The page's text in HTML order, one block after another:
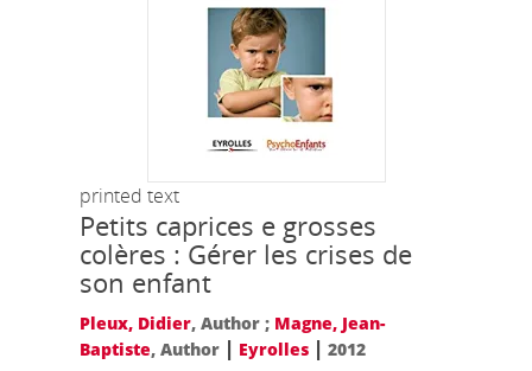
printed text
Petits caprices e grosses
colères : Gérer les crises de
son enfant
Pleux, Didier, Author ; Magne, Jean-
Baptiste, Author | Eyrolles |2012